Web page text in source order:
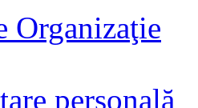
Organizaţie
personală